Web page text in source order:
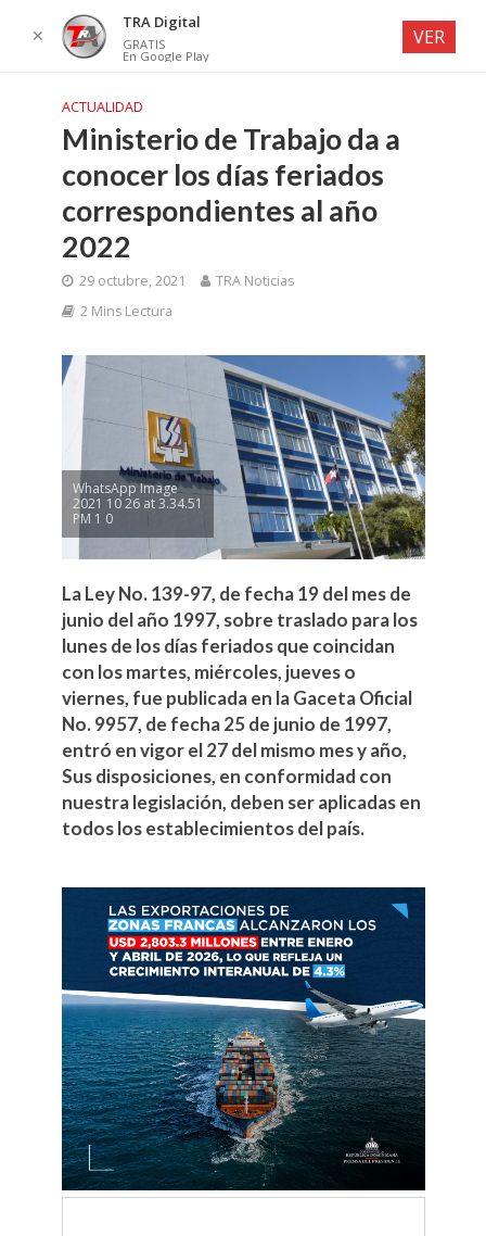
ACTUALIDAD
Ministerio de Trabajo da a
conocer los días feriados
correspondientes al año
2022
29 octubre, 2021
TRA Noticias
2 Mins Lectura
WhatsApp Image
2021 10 26 at 3.34.51
PM 1 0
La Ley No. 139-97, de fecha 19 del mes de
junio del año 1997, sobre traslado para los
lunes de los días feriados que coincidan
con los martes, miércoles, jueves o
viernes, fue publicada en la Gaceta Oficial
No. 9957, de fecha 25 de junio de 1997,
entró en vigor el 27 del mismo mes y año,
Sus disposiciones, en conformidad con
nuestra legislación, deben ser aplicadas en
todos los establecimientos del país.
✕
TRA Digital
GRATIS
En Google Play
VER